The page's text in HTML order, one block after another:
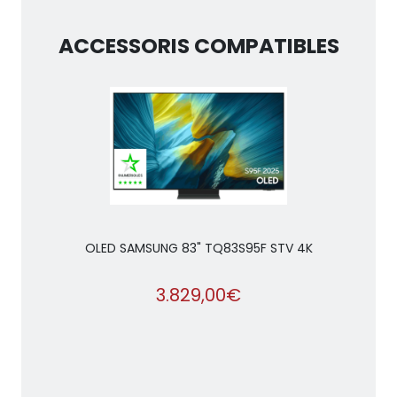
ACCESSORIS COMPATIBLES
OLED SAMSUNG 83" TQ83S95F STV 4K
3.829,00€